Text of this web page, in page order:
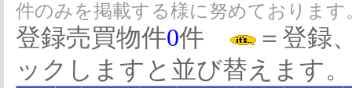
件のみを掲載する様に努めております
登録売買物件0件
＝登録
ックしますと並び替えます。